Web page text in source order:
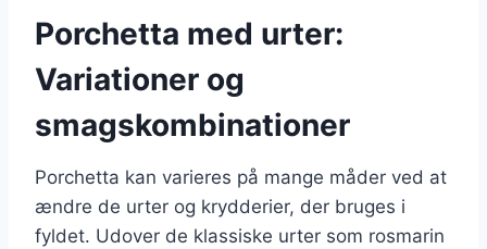
Porchetta med urter:
Variationer og
smagskombinationer
Porchetta kan varieres på mange måder ved at
ændre de urter og krydderier, der bruges i
fyldet. Udover de klassiske urter som rosmarin